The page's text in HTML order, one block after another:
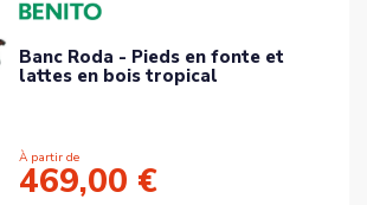
Banc Roda - Pieds en fonte et
lattes en bois tropical
À partir de
469,00 €